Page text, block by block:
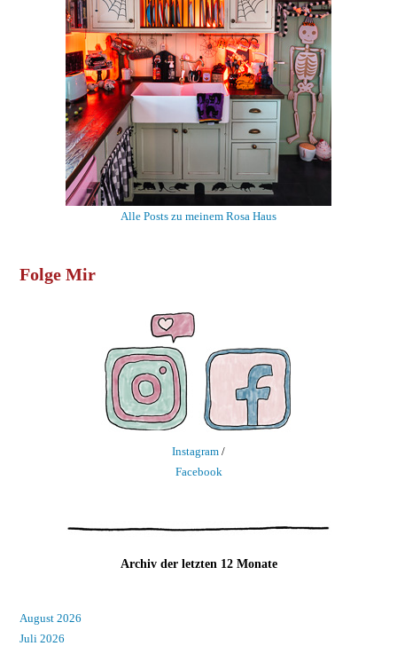
Alle Posts zu meinem Rosa Haus
Folge Mir
Instagram /
Facebook
Archiv der letzten 12 Monate
August 2026
Juli 2026